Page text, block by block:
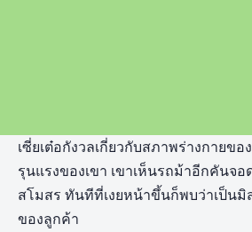
เซี่ยเต๋อกังวลเกี่ยวกับสภาพร่างกายข
รุนแรงของเขา เขาเห็นรถม้าอีกคันจอ
สโมสร ทันทีที่เงยหน้าขึ้นก็พบว่าเป็นมิ
ของลูกค้า